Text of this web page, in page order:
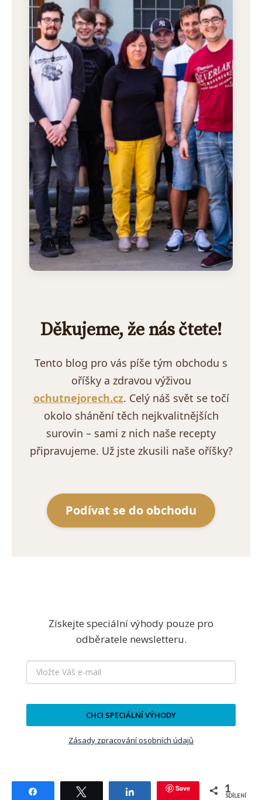
Děkujeme, že nás čtete!
Tento blog pro vás píše tým obchodu s
oříšky a zdravou výživou
ochutnejorech.cz. Celý náš svět se točí
okolo shánění těch nejkvalitnějších
surovin – sami z nich naše recepty
připravujeme. Už jste zkusili naše oříšky?
Podívat se do obchodu
Získejte speciální výhody pouze pro
odběratele newsletteru.
CHCI SPECIÁLNÍ VÝHODY
Zásady zpracování osobních údajů
Tweetnout Save 1
SDÍLENÍ